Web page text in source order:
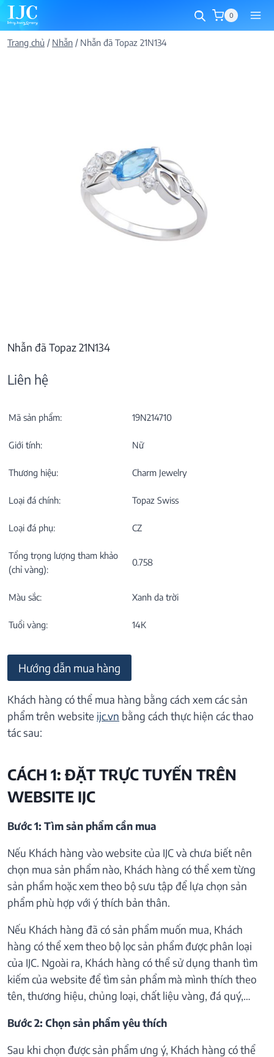
Skip
to
content
0
Trang chủ / Nhẫn / Nhẫn đã Topaz 21N134
Nhẫn đã Topaz 21N134
Liên hệ
Mã sản phẩm: 19N214710
Giới tính: Nữ
Thương hiệu: Charm Jewelry
Loại đá chính: Topaz Swiss
Loại đá phụ: CZ
Tổng trọng lượng tham khảo
(chỉ vàng):
0.758
Màu sắc: Xanh da trời
Tuổi vàng: 14K
Hướng dẫn mua hàng
Khách hàng có thể mua hàng bằng cách xem các sản
phẩm trên website ijc.vn bằng cách thực hiện các thao
tác sau:
CÁCH 1: ĐẶT TRỰC TUYẾN TRÊN
WEBSITE IJC
Bước 1: Tìm sản phẩm cần mua
Nếu Khách hàng vào website của IJC và chưa biết nên
chọn mua sản phẩm nào, Khách hàng có thể xem từng
sản phẩm hoặc xem theo bộ sưu tập để lựa chọn sản
phẩm phù hợp với ý thích bản thân.
Nếu Khách hàng đã có sản phẩm muốn mua, Khách
hàng có thể xem theo bộ lọc sản phẩm được phân loại
của IJC. Ngoài ra, Khách hàng có thể sử dụng thanh tìm
kiếm của website để tìm sản phẩm mà mình thích theo
tên, thương hiệu, chủng loại, chất liệu vàng, đá quý,…
Bước 2: Chọn sản phẩm yêu thích
Sau khi chọn được sản phẩm ưng ý, Khách hàng có thể